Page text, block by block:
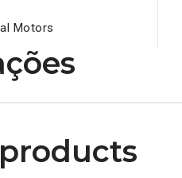
Motors